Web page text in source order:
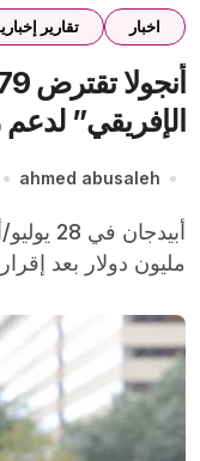
اخبار تقارير
الإفريقي” لدعم
ahmed abusaleh
أبيدجان في 28 يوليو/أ ش أ/حصلت أنجولا على قرض 79
مليون دولار بعد